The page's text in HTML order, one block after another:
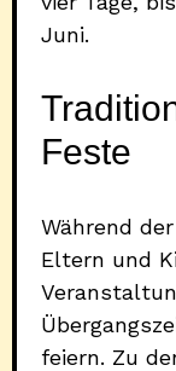
Juni.
Feste
Während der
Eltern und
feiern. Zu